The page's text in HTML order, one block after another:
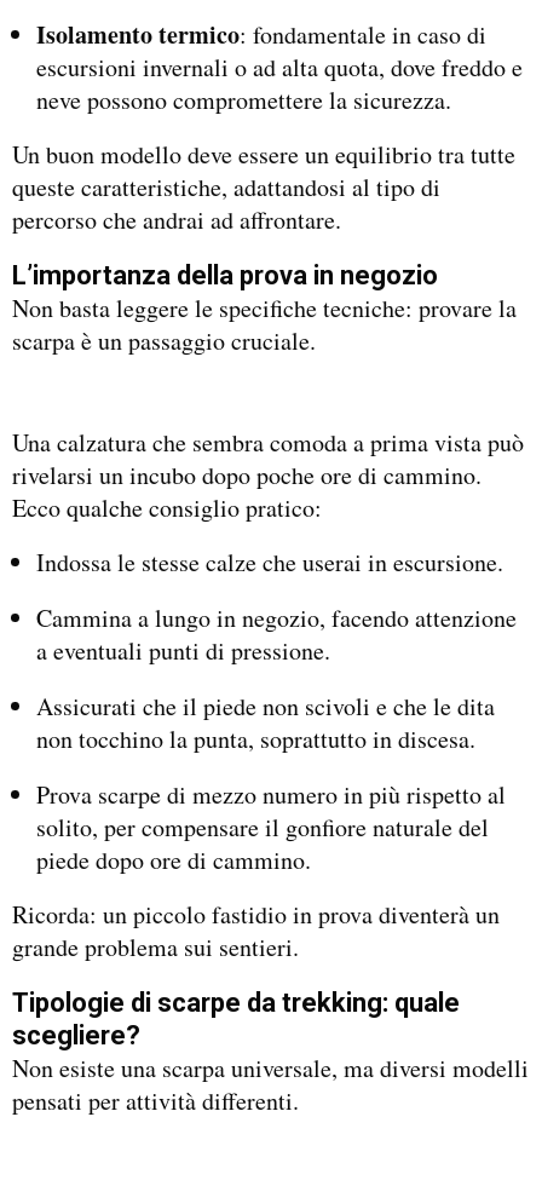
Isolamento termico: fondamentale in caso di
escursioni invernali o ad alta quota, dove freddo e
neve possono compromettere la sicurezza.
Un buon modello deve essere un equilibrio tra tutte
queste caratteristiche, adattandosi al tipo di
percorso che andrai ad affrontare.
L’importanza della prova in negozio
Non basta leggere le specifiche tecniche: provare la
scarpa è un passaggio cruciale.
Una calzatura che sembra comoda a prima vista può
rivelarsi un incubo dopo poche ore di cammino.
Ecco qualche consiglio pratico:
Indossa le stesse calze che userai in escursione.
Cammina a lungo in negozio, facendo attenzione
a eventuali punti di pressione.
Assicurati che il piede non scivoli e che le dita
non tocchino la punta, soprattutto in discesa.
Prova scarpe di mezzo numero in più rispetto al
solito, per compensare il gonfiore naturale del
piede dopo ore di cammino.
Ricorda: un piccolo fastidio in prova diventerà un
grande problema sui sentieri.
Tipologie di scarpe da trekking: quale
scegliere?
Non esiste una scarpa universale, ma diversi modelli
pensati per attività differenti.